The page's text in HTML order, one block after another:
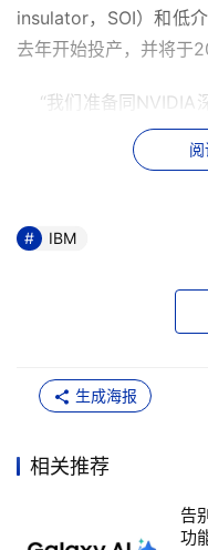
insulator，SOI）和低
去年开始投产，并将于
“我们准备同NVIDIA
务器部门和经过精选
服务，”IBM微电子部
公司需要借助最新工艺
能专注于客户关系和产
除了芯片制造工艺，
间的关系。IBM的自动
务技术迎合风云变换的
IBM
生成海报
相关推荐
告
功